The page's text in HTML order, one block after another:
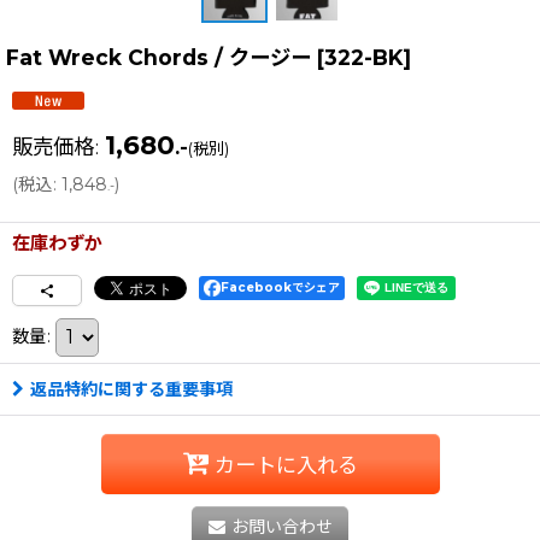
Fat Wreck Chords / クージー [322-BK]
販売価格: 1,680.-(税別)
(税込: 1,848.-)
在庫わずか
Facebookでシェア
数量:
返品特約に関する重要事項
カートに入れる
お問い合わせ